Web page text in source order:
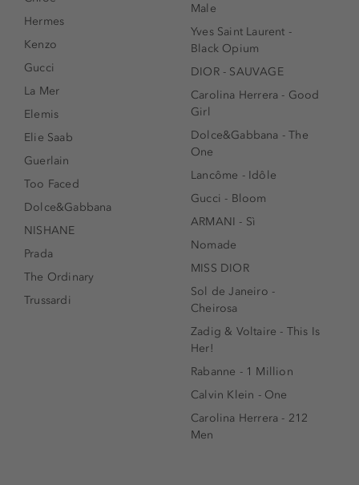
Hermes
Kenzo
Gucci
La Mer
Elemis
Elie Saab
Guerlain
Too Faced
Dolce&Gabbana
NISHANE
Prada
The Ordinary
Trussardi
Male
Yves Saint Laurent -
Black Opium
DIOR - SAUVAGE
Carolina Herrera - Good
Girl
Dolce&Gabbana - The
One
Lancôme - Idôle
Gucci - Bloom
ARMANI - Sì
Nomade
MISS DIOR
Sol de Janeiro -
Cheirosa
Zadig & Voltaire - This Is
Her!
Rabanne - 1 Million
Calvin Klein - One
Carolina Herrera - 212
Men